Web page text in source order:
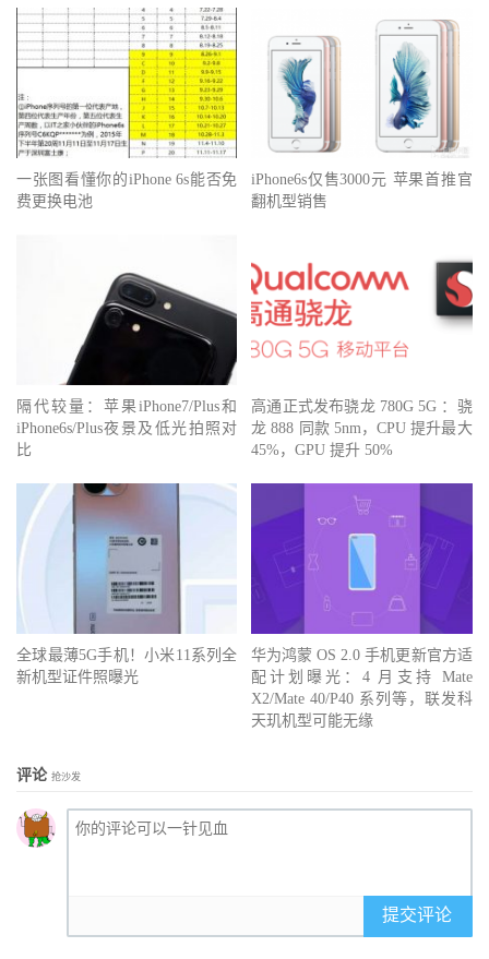
一张图看懂你的iPhone 6s能否免
费更换电池
iPhone6s仅售3000元 苹果首推官
翻机型销售
隔代较量：苹果iPhone7/Plus和
iPhone6s/Plus夜景及低光拍照对
比
高通正式发布骁龙 780G 5G ：骁
龙 888 同款 5nm，CPU 提升最大
45%，GPU 提升 50%
全球最薄5G手机！小米11系列全
新机型证件照曝光
华为鸿蒙 OS 2.0 手机更新官方适
配计划曝光：4 月支持 Mate
X2/Mate 40/P40 系列等，联发科
天玑机型可能无缘
评论 抢沙发
提交评论